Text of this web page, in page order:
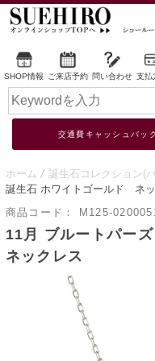
SHOP情報 ご来店予約 問い合わせ 支払
交通費キャッシュバッ
ホーム 誕生石コレクション(
誕生石 ホワイトゴールド ネ
商品コード：
M125-
11月 ブルートパー
ネックレス